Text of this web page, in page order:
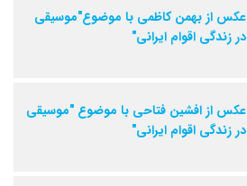
عکس از بهمن کاظمی با موضوع"موسیقی
در زندگی اقوام ایرانی"
عکس از افشین فتاحی با موضوع "موسیقی
در زندگی اقوام ایرانی"